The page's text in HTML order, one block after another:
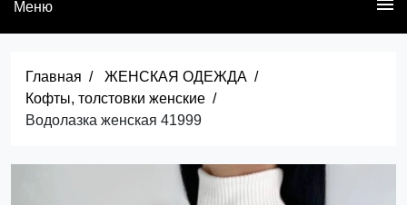
Меню
Главная
ЖЕНСКАЯ ОДЕЖДА
Кофты, толстовки женские
Водолазка женская 41999